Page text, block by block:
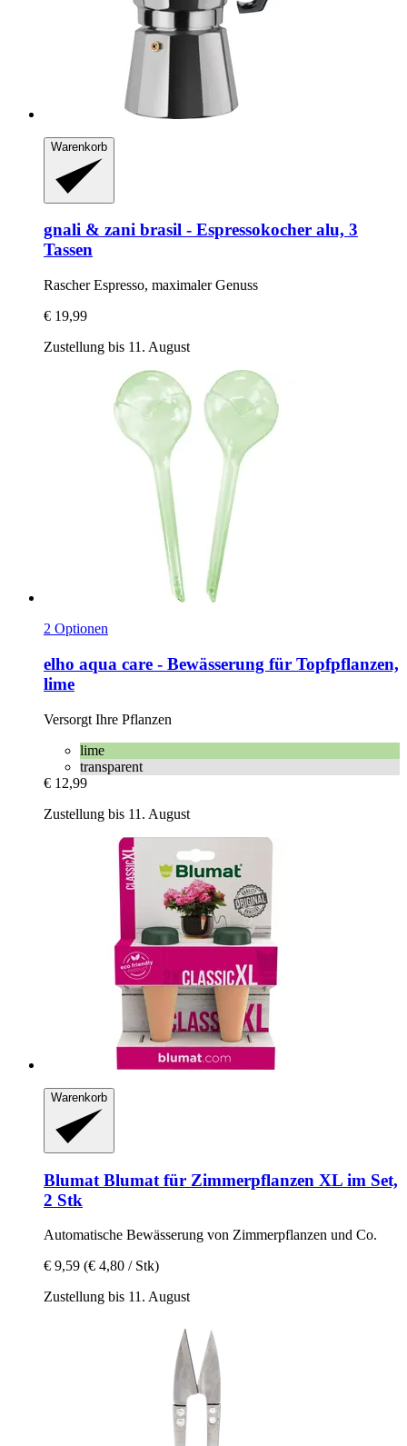
Warenkorb
gnali & zani brasil -​ Espressokocher alu, 3
Tassen
Rascher Espresso, maximaler Genuss
€ 19,99
Zustellung bis 11. August
2 Optionen
elho aqua care -​ Bewässerung für Topfpflanzen,
lime
Versorgt Ihre Pflanzen
lime
transparent
€ 12,99
Zustellung bis 11. August
Warenkorb
Blumat Blumat für Zimmerpflanzen XL im Set,
2 Stk
Automatische Bewässerung von Zimmerpflanzen und Co.
€ 9,59 (€ 4,80 / Stk)
Zustellung bis 11. August